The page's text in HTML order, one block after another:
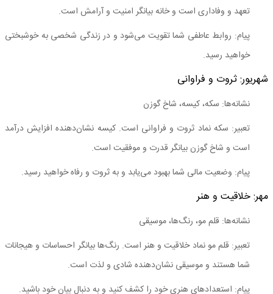
تعهد و وفاداری است و خانه بیانگر امنیت و آرامش است.
پیام: روابط عاطفی شما تقویت می‌شود و در زندگی شخصی به خوشبختی
خواهید رسید.
شهریور: ثروت و فراوانی
نشانه‌ها: سکه، کیسه، شاخ گوزن
تعبیر: سکه نماد ثروت و فراوانی است. کیسه نشان‌دهنده افزایش درآمد
است و شاخ گوزن بیانگر قدرت و موفقیت است.
پیام: وضعیت مالی شما بهبود می‌یابد و به ثروت و رفاه خواهید رسید.
مهر: خلاقیت و هنر
نشانه‌ها: قلم مو، رنگ‌ها، موسیقی
تعبیر: قلم مو نماد خلاقیت و هنر است. رنگ‌ها بیانگر احساسات و هیجانات
شما هستند و موسیقی نشان‌دهنده شادی و لذت است.
پیام: استعدادهای هنری خود را کشف کنید و به دنبال بیان خود باشید.